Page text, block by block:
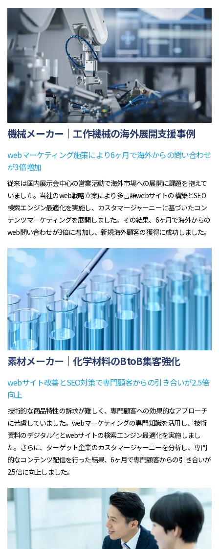
機械メーカー｜工作機械の海外展開支援事例
webマーケティング施策により6ヶ月で海外からの問い合わせ
が3倍増加
従来は国内展示会中心の営業活動で海外市場への展開に課題を抱えて
いました。当社のweb戦略立案により多言語webサイトの構築とSEO
検索エンジン最適化を実施し、カスタマージャーニーに基づいたコン
テンツマーケティングを展開しました。その結果、6ヶ月で海外からの
web問い合わせが3倍に増加し、新規海外顧客の獲得に成功しました。
素材メーカー｜化学材料のBtoB集客強化
webサイト改善とSEO対策で専門顧客からの引き合いが2.5倍
向上
技術的な商品特性の訴求が難しく、専門顧客への効果的なアプローチ
に苦慮していました。webマーケティングの専門知識を活用し、技術
資料のデジタル化とwebサイトの検索エンジン最適化を実施しまし
た。さらに、ターゲット企業のカスタマージャーニーを分析し、専門
的なコンテンツ配信を行った結果、6ヶ月で専門顧客からの引き合いが
2.5倍に向上しました。